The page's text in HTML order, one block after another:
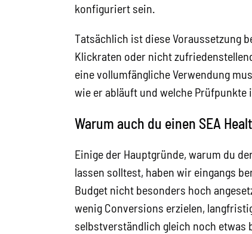
konfiguriert sein.
Tatsächlich ist diese Voraussetzung
Klickraten oder nicht
eine vollumfängliche Verwendung
wie er abläuft und welche
Warum auch du einen SEA
Einige der Hauptgründe, warum du
lassen solltest, haben wir eingangs
Budget nicht besonders hoch
wenig Conversions erzielen,
selbstverständlich gleich noch etwas